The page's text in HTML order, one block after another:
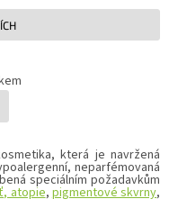
která je navržená
neparfémovaná
speciálním požadavkům
atopie,pigmentové skvrny,